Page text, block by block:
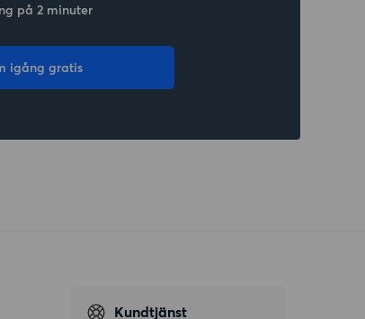
på 2 minuter
igång gratis
Kundtjänst